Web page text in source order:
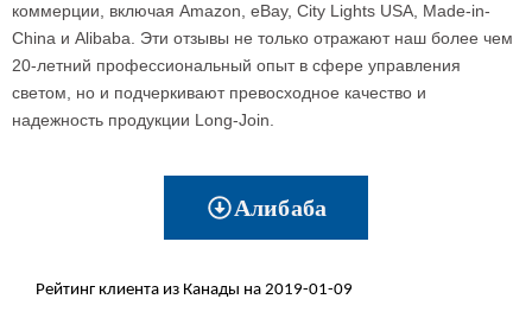
коммерции, включая Amazon, eBay, City Lights USA, Made-in-
China и Alibaba. Эти отзывы не только отражают наш более чем
20-летний профессиональный опыт в сфере управления
светом, но и подчеркивают превосходное качество и
надежность продукции Long-Join.
Алибаба
Рейтинг клиента из Канады на 2019-01-09